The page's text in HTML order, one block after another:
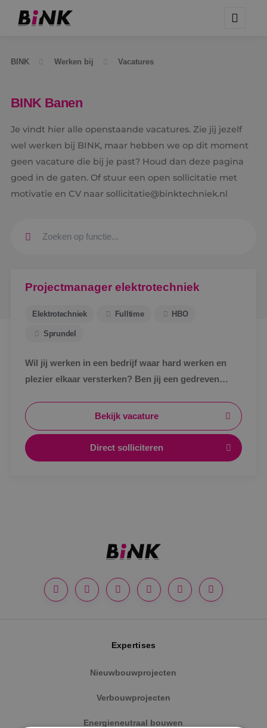
BINK Werken bij Vacatures
BINK Banen
Je vindt hier alle openstaande vacatures. Zie jij jezelf
wel werken bij BINK, maar hebben we op dit moment
geen vacature die bij je past? Houd dan deze pagina
goed in de gaten. Of stuur een open sollicitatie met
motivatie en CV naar sollicitatie@binktechniek.nl
Projectmanager elektrotechniek
Elektrotechniek Fulltime HBO
Sprundel
Wil jij werken in een bedrijf waar hard werken en
plezier elkaar versterken? Ben jij een gedreven
Dan zoeken we jou!Bekijk vacature
Direct solliciteren
Expertises
Nieuwbouwprojecten
Verbouwprojecten
Energieneutraal bouwen